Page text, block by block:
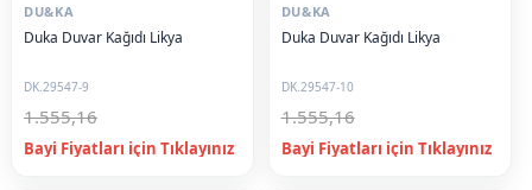
DU&KA
Duka Duvar Kağıdı Likya
DK.29547-9
1.555,16
DU&KA
Duka Duvar Kağıdı Likya
DK.29547-10
1.555,16